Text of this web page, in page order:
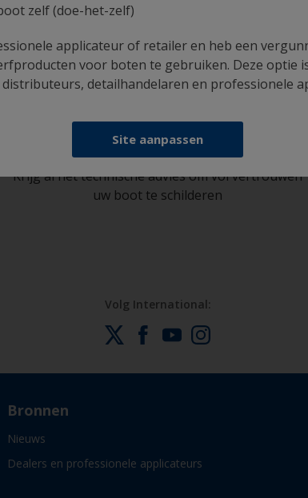
zelf (doe-het-zelf)
applicateur of retailer en heb een
voor boten te gebruiken. Deze optie
distributeurs, detailhandelaren en professionele
Site aanpassen
uw boot als een echte
Krijg al het technische advies om vol vertrouwen
uw boot te schilderen
Volg International:
Bronnen
Nieuws
Dealers en professionele applicateurs